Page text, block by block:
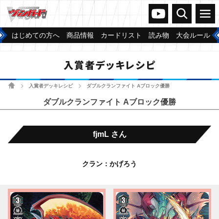
ヴァンガードch
検索 メニュー
はじめての方へ 商品情報 カードリスト 読み物 大会ルール
入賞者デッキレシピ
ホーム 入賞者デッキレシピ ダブルクランファイト Aブロック優勝
ダブルクランファイト Aブロック優勝
fjmL さん
クラン：かげろう